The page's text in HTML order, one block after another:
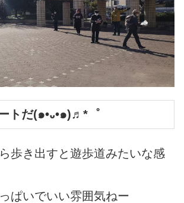
トだ(๑•᎑•๑)♬*゜
歩き出すと遊歩道みたいな感
ぱいでいい雰囲気ねー